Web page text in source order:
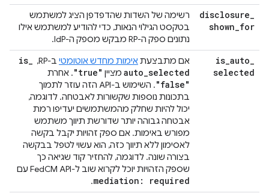
disclosure_
shown_for
רשימה של השדות שהדפדפן הציג למשתמש
בטקסט הגילוי הנאות, כדי להודיע למשתמש אילו
נתונים ספק ה-RP מבקש מספק ה-IdP.
is_auto_
selected
אם מתבצעתאימות מחדש אוטומטי ב-RP, ‏ is_
auto_selected מציין "true". אחרת
"false"
. השימוש ב-API הזה עוזר לתמוך
בתכונות נוספות שקשורות לאבטחה. לדוגמה,
יכול להיות שחלק מהמשתמשים יעדיפו רמת
אבטחה גבוהה יותר שדורשת תיווך משתמש
מפורש באימות. אם ספק זהויות יקבל בקשה
לאסימון ללא תיווך כזה, הוא עשוי לטפל בבקשה
בצורה שונה. לדוגמה, להחזיר קוד שגיאה כך
שספק הזהויות יוכל לקרוא שוב ל-FedCM API עם
mediation: required
.